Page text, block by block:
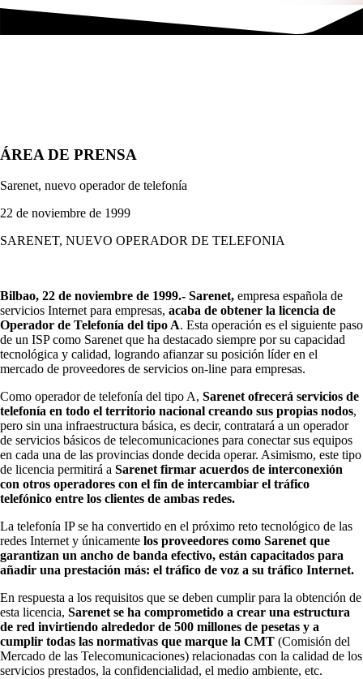
ÁREA DE PRENSA
Sarenet, nuevo operador de telefonía
22 de noviembre de 1999
SARENET, NUEVO OPERADOR DE TELEFONIA
Bilbao, 22 de noviembre de 1999.- Sarenet, empresa española de
servicios Internet para empresas, acaba de obtener la licencia de
Operador de Telefonía del tipo A. Esta operación es el siguiente paso
de un ISP como Sarenet que ha destacado siempre por su capacidad
tecnológica y calidad, logrando afianzar su posición líder en el
mercado de proveedores de servicios on-line para empresas.
Como operador de telefonía del tipo A, Sarenet ofrecerá servicios de
telefonía en todo el territorio nacional creando sus propias nodos,
pero sin una infraestructura básica, es decir, contratará a un operador
de servicios básicos de telecomunicaciones para conectar sus equipos
en cada una de las provincias donde decida operar. Asimismo, este tipo
de licencia permitirá a Sarenet firmar acuerdos de interconexión
con otros operadores con el fin de intercambiar el tráfico
telefónico entre los clientes de ambas redes.
La telefonía IP se ha convertido en el próximo reto tecnológico de las
redes Internet y únicamente los proveedores como Sarenet que
garantizan un ancho de banda efectivo, están capacitados para
añadir una prestación más: el tráfico de voz a su tráfico Internet.
En respuesta a los requisitos que se deben cumplir para la obtención de
esta licencia, Sarenet se ha comprometido a crear una estructura
de red invirtiendo alrededor de 500 millones de pesetas y a
cumplir todas las normativas que marque la CMT (Comisión del
Mercado de las Telecomunicaciones) relacionadas con la calidad de los
servicios prestados, la confidencialidad, el medio ambiente, etc.